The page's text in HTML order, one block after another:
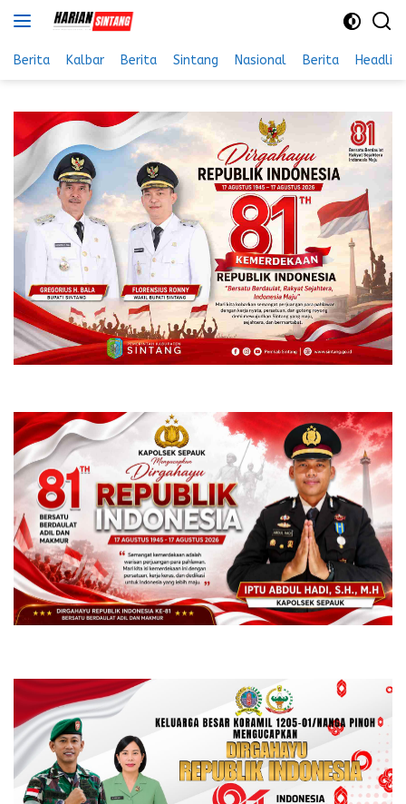
Langsung
ke
konten
Berita Kalbar Berita Sintang Nasional Berita Headline